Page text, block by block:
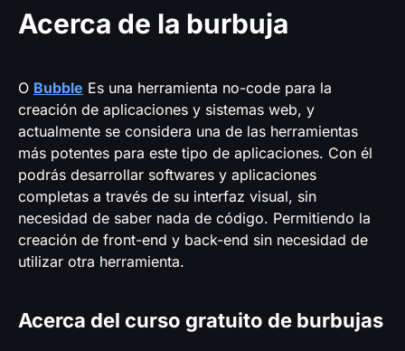
Acerca de la burbuja
O Bubble Es una herramienta no-code para la
creación de aplicaciones y sistemas web, y
actualmente se considera una de las herramientas
más potentes para este tipo de aplicaciones. Con él
podrás desarrollar softwares y aplicaciones
completas a través de su interfaz visual, sin
necesidad de saber nada de código. Permitiendo la
creación de front-end y back-end sin necesidad de
utilizar otra herramienta.
Acerca del curso gratuito de burbujas